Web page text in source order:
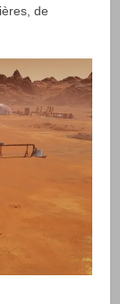
de